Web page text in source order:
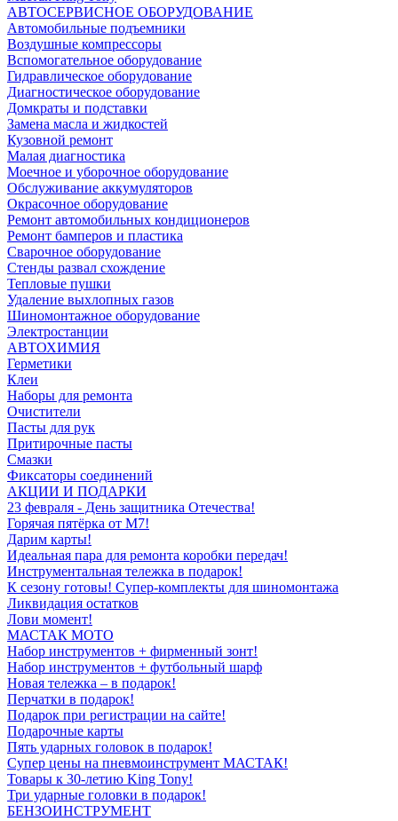
АВТОСЕРВИСНОЕ ОБОРУДОВАНИЕ
Автомобильные подъемники
Воздушные компрессоры
Вспомогательное оборудование
Гидравлическое оборудование
Диагностическое оборудование
Домкраты и подставки
Замена масла и жидкостей
Кузовной ремонт
Малая диагностика
Моечное и уборочное оборудование
Обслуживание аккумуляторов
Окрасочное оборудование
Ремонт автомобильных кондиционеров
Ремонт бамперов и пластика
Сварочное оборудование
Стенды развал схождение
Тепловые пушки
Удаление выхлопных газов
Шиномонтажное оборудование
Электростанции
АВТОХИМИЯ
Герметики
Клеи
Наборы для ремонта
Очистители
Пасты для рук
Притирочные пасты
Смазки
Фиксаторы соединений
АКЦИИ И ПОДАРКИ
23 февраля - День защитника Отечества!
Горячая пятёрка от M7!
Дарим карты!
Идеальная пара для ремонта коробки передач!
Инструментальная тележка в подарок!
К сезону готовы! Супер-комплекты для шиномонтажа
Ликвидация остатков
Лови момент!
МАСТАК МОТО
Набор инструментов + фирменный зонт!
Набор инструментов + футбольный шарф
Новая тележка – в подарок!
Перчатки в подарок!
Подарок при регистрации на сайте!
Подарочные карты
Пять ударных головок в подарок!
Супер цены на пневмоинструмент МАСТАК!
Товары к 30-летию King Tony!
Три ударные головки в подарок!
БЕНЗОИНСТРУМЕНТ